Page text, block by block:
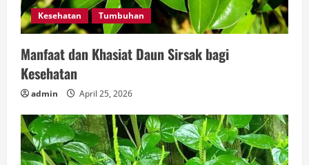
Kesehatan Tumbuhan
Manfaat dan Khasiat Daun Sirsak bagi
Kesehatan
admin April 25, 2026